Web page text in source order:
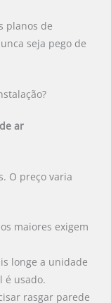
planos de
seja pego de
ar
O preço varia
maiores exigem
longe a unidade
é usado.
rasgar parede